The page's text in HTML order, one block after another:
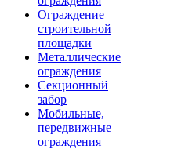
Ограждение
строительной
площадки
Металлические
ограждения
Секционный
забор
Мобильные,
передвижные
ограждения